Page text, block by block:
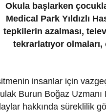
Okula başlarken
Medical Park Yıldızlı
tepkilerin azalması,
tekrarlatıyor
insanlar için
Burun Boğaz
hakkında süreklilik